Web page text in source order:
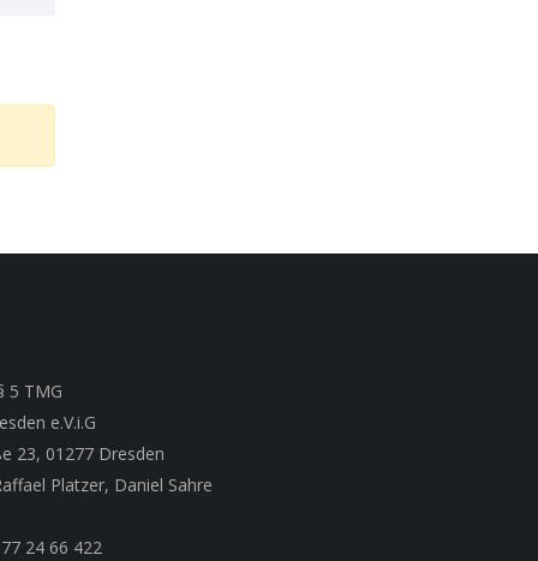
5 TMG
e.V.i.G
23, 01277 Dresden
Platzer, Daniel Sahre
24 66 422